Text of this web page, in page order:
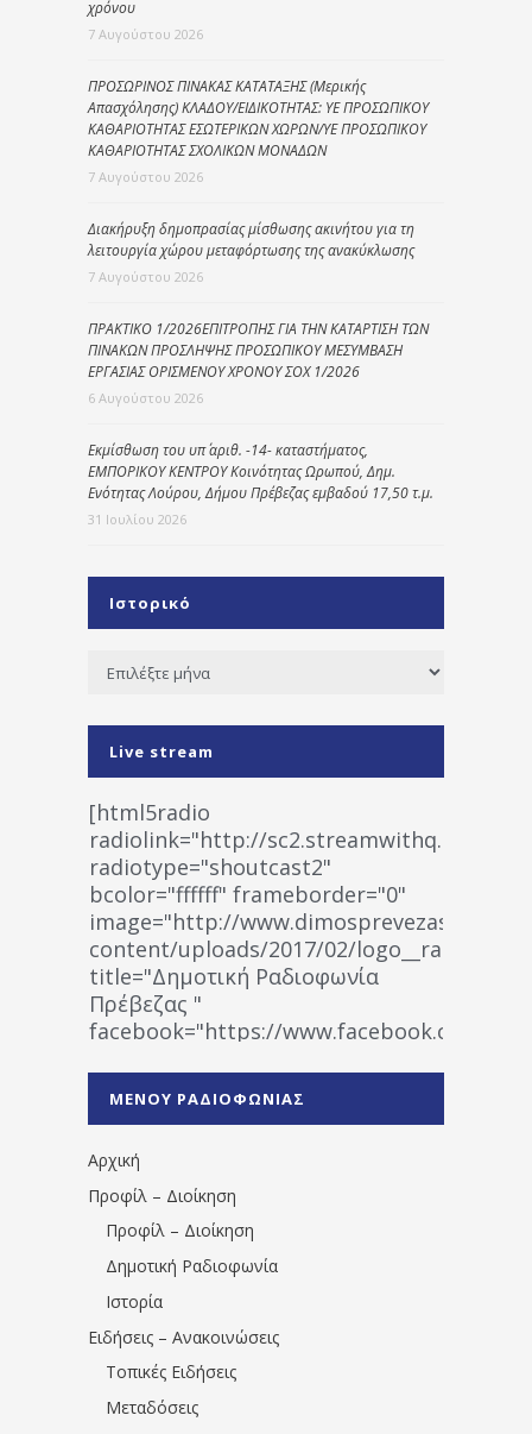
χρόνου
7 Αυγούστου 2026
ΠΡΟΣΩΡΙΝΟΣ ΠΙΝΑΚΑΣ ΚΑΤΑΤΑΞΗΣ (Μερικής
Απασχόλησης) ΚΛΑΔΟΥ/ΕΙΔΙΚΟΤΗΤΑΣ: ΥΕ ΠΡΟΣΩΠΙΚΟΥ
ΚΑΘΑΡΙΟΤΗΤΑΣ ΕΣΩΤΕΡΙΚΩΝ ΧΩΡΩΝ/ΥΕ ΠΡΟΣΩΠΙΚΟΥ
ΚΑΘΑΡΙΟΤΗΤΑΣ ΣΧΟΛΙΚΩΝ ΜΟΝΑΔΩΝ
7 Αυγούστου 2026
Διακήρυξη δημοπρασίας μίσθωσης ακινήτου για τη
λειτουργία χώρου μεταφόρτωσης της ανακύκλωσης
7 Αυγούστου 2026
ΠΡΑΚΤΙΚΟ 1/2026ΕΠΙΤΡΟΠΗΣ ΓΙΑ ΤΗΝ ΚΑΤΑΡΤΙΣΗ ΤΩΝ
ΠΙΝΑΚΩΝ ΠΡΟΣΛΗΨΗΣ ΠΡΟΣΩΠΙΚΟΥ ΜΕΣΥΜΒΑΣΗ
ΕΡΓΑΣΙΑΣ ΟΡΙΣΜΕΝΟΥ ΧΡΟΝΟΥ ΣΟΧ 1/2026
6 Αυγούστου 2026
Εκμίσθωση του υπ΄ αριθ. -14- καταστήματος,
ΕΜΠΟΡΙΚΟΥ ΚΕΝΤΡΟΥ Κοινότητας Ωρωπού, Δημ.
Ενότητας Λούρου, Δήμου Πρέβεζας εμβαδού 17,50 τ.μ.
31 Ιουλίου 2026
Ιστορικό
Ιστορικό
Live stream
[html5radio
radiolink="http://
radiotype="shoutcast2"
bcolor="ffffff" frameborder="0"
image="http://www.dimosprevezas.gr/wp-
content/uploads/2017/02/
title="Δημοτική Ραδιοφωνία
Πρέβεζας "
facebook="https://www.facebook.com/
1531194763766854/" artist="" ]
ΜΕΝΟΥ ΡΑΔΙΟΦΩΝΙΑΣ
Αρχική
Προφίλ – Διοίκηση
Προφίλ – Διοίκηση
Δημοτική Ραδιοφωνία
Ιστορία
Ειδήσεις – Ανακοινώσεις
Τοπικές Ειδήσεις
Μεταδόσεις